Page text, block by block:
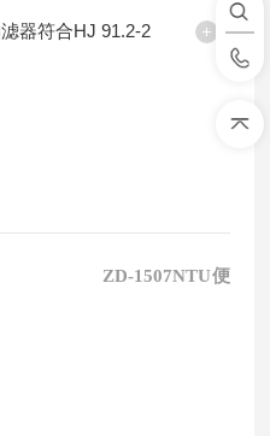
器符合HJ 91.2-2
1507NTU便